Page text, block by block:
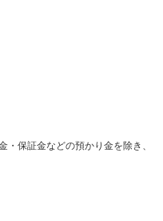
保証金などの預かり金を除き、